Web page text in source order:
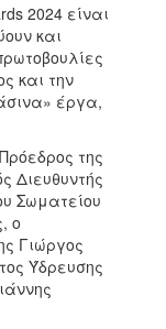
2024 είναι
και
και την
έργα,
της
Διευθυντής
Σωματείου
ο
Γιώργος
Ύδρευσης